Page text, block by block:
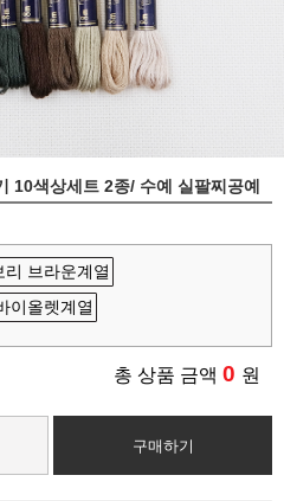
10색상세트 2종/ 수예 실팔찌공예
리 브라운계열
이올렛계열
총 상품 금액 0 원
구매하기